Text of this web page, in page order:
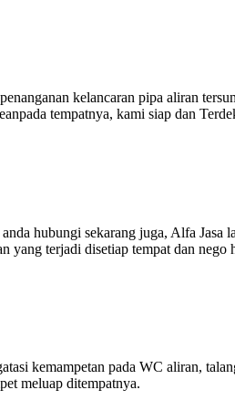
kelancaran pipa aliran
tempatnya, kami siap dan
hubungi sekarang juga, Alfa Jasa
yang terjadi disetiap tempat dan nego
kemampetan pada WC aliran,
meluap ditempatnya.